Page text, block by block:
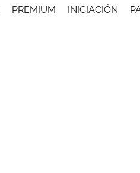
PREMIUM INICIACIÓN